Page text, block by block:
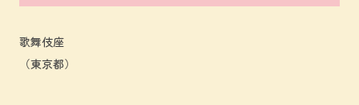
歌舞伎座
（東京都）